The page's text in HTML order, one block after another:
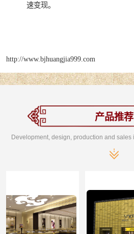
速变现。
http://www.bjhuangjia999.com
产品推荐